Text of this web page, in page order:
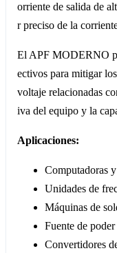
orriente de salida de
r preciso de la
El APF MODERNO
ectivos para mitigar
voltaje relacionadas
iva del equipo y la
Aplicaciones:
Computadoras
Unidades de
Máquinas de
Fuente de
Convertidores